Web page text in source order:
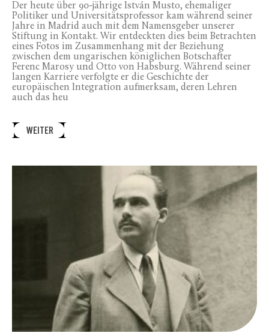
Der heute über 90-jährige István Musto, ehemaliger
Politiker und Universitätsprofessor kam während seiner
Jahre in Madrid auch mit dem Namensgeber unserer
Stiftung in Kontakt. Wir entdeckten dies beim Betrachten
eines Fotos im Zusammenhang mit der Beziehung
zwischen dem ungarischen königlichen Botschafter
Ferenc Marosy und Otto von Habsburg. Während seiner
langen Karriere verfolgte er die Geschichte der
europäischen Integration aufmerksam, deren Lehren
auch das heu
WEITER